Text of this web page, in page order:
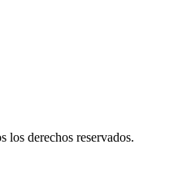
derechos reservados.